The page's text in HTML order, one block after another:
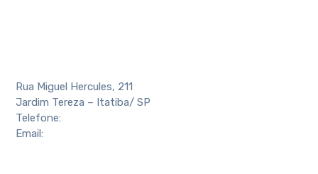
Rua Miguel Hercules, 211
Jardim Tereza – Itatiba/ SP
Telefone:
Email: